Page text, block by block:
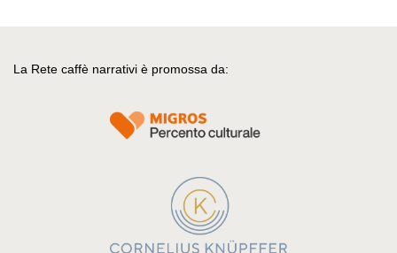
La Rete caffè narrativi è promossa da: